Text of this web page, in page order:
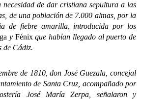
necesidad de dar cristiana sepultura a las
de una población de 7.000 almas, por la
de fiebre amarilla, introducida por los
y Fénixque habían llegado al puerto de
de Cádiz.
de 1810, don José Guezala, concejal
de Santa Cruz, acompañado por
José María Zerpa, señalaron y